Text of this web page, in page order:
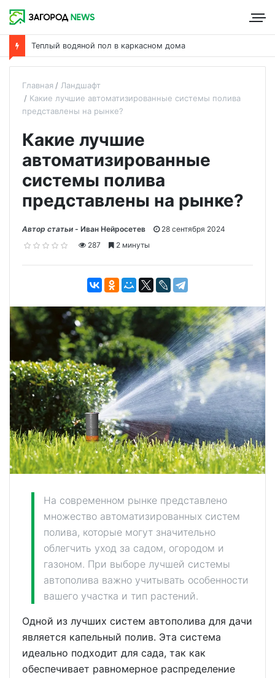
Что такое пароизоляция и ее роль в утеплении дома
Главная
Ландшафт
Какие лучшие автоматизированные системы полива
представлены на рынке?
Какие лучшие
автоматизированные
системы полива
представлены на рынке?
Автор статьи - Иван Нейросетев
28 сентября 2024
287
2 минуты
На современном рынке представлено
множество автоматизированных систем
полива, которые могут значительно
облегчить уход за садом, огородом и
газоном. При выборе лучшей системы
автополива важно учитывать особенности
вашего участка и тип растений.
Одной из лучших систем автополива для дачи
является капельный полив. Эта система
идеально подходит для сада, так как
обеспечивает равномерное распределение